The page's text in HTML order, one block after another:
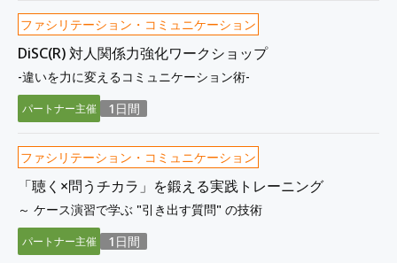
ファシリテーション・コミュニケーション
DiSC(R) 対人関係力強化ワークショップ
-違いを力に変えるコミュニケーション術-
パートナー主催 1日間
ファシリテーション・コミュニケーション
「聴く×問うチカラ」を鍛える実践トレーニング
～ ケース演習で学ぶ "引き出す質問" の技術
パートナー主催 1日間